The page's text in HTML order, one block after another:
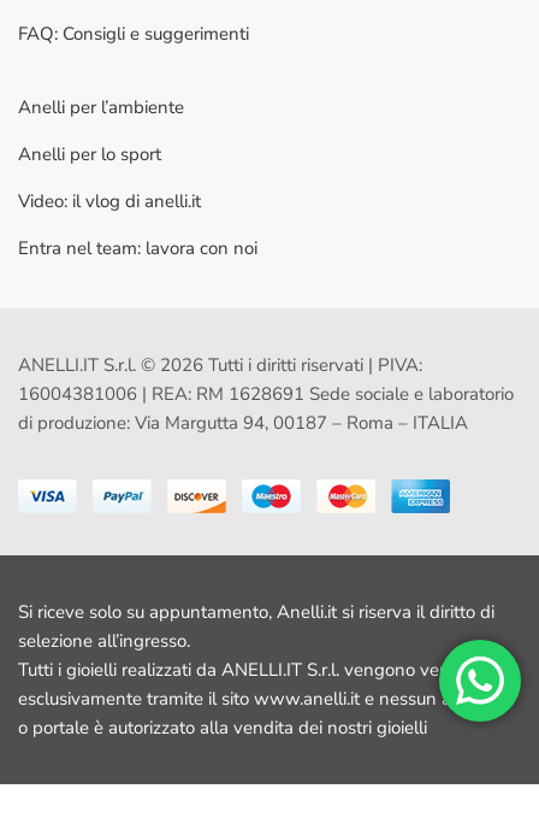
FAQ: Consigli e suggerimenti
Anelli per l’ambiente
Anelli per lo sport
Video: il vlog di anelli.it
Entra nel team: lavora con noi
ANELLI.IT S.r.l. © 2026 Tutti i diritti riservati | PIVA:
16004381006 | REA: RM 1628691 Sede sociale e laboratorio
di produzione: Via Margutta 94, 00187 – Roma – ITALIA
Si riceve solo su appuntamento, Anelli.it si riserva il diritto di
selezione all’ingresso.
Tutti i gioielli realizzati da ANELLI.IT S.r.l. vengono venduti
esclusivamente tramite il sito www.anelli.it e nessun altro sito
o portale è autorizzato alla vendita dei nostri gioielli